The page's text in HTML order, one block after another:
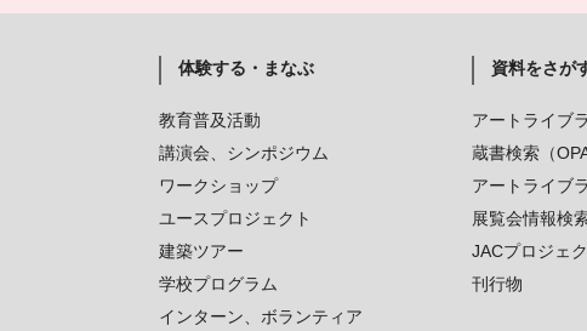
体験する・まなぶ
教育普及活動
講演会、シンポジウム
ワークショップ
ユースプロジェクト
建築ツアー
学校プログラム
インターン、ボランティア
資料をさが
アートライブ
蔵書検索（
アートライブ
展覧会情報検
JACプロジェ
刊行物